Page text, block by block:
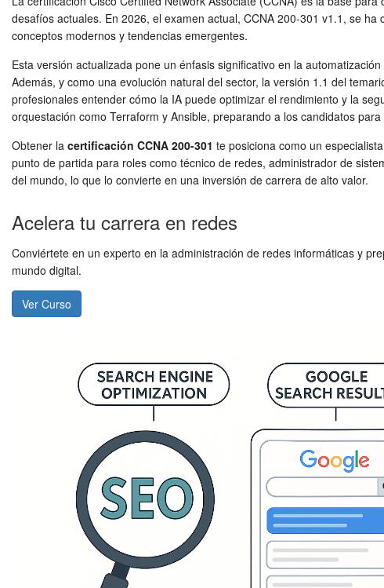
desafíos actuales. En 2026, el examen actual, CCNA 200-301 v1.1, se
conceptos modernos y tendencias emergentes.
Esta versión actualizada pone un énfasis significativo en la
Además, y como una evolución natural del sector, la versión 1.1 del
profesionales entender cómo la IA puede optimizar el rendimiento y la
orquestación como Terraform y Ansible, preparando a los candidatos
Obtener la certificación CCNA 200-301 te posiciona como un
punto de partida para roles como técnico de redes, administrador de
del mundo, lo que lo convierte en una inversión de carrera de alto valor.
Acelera tu carrera en redes
Conviértete en un experto en la administración de redes informáticas y
mundo digital.
Ver Curso